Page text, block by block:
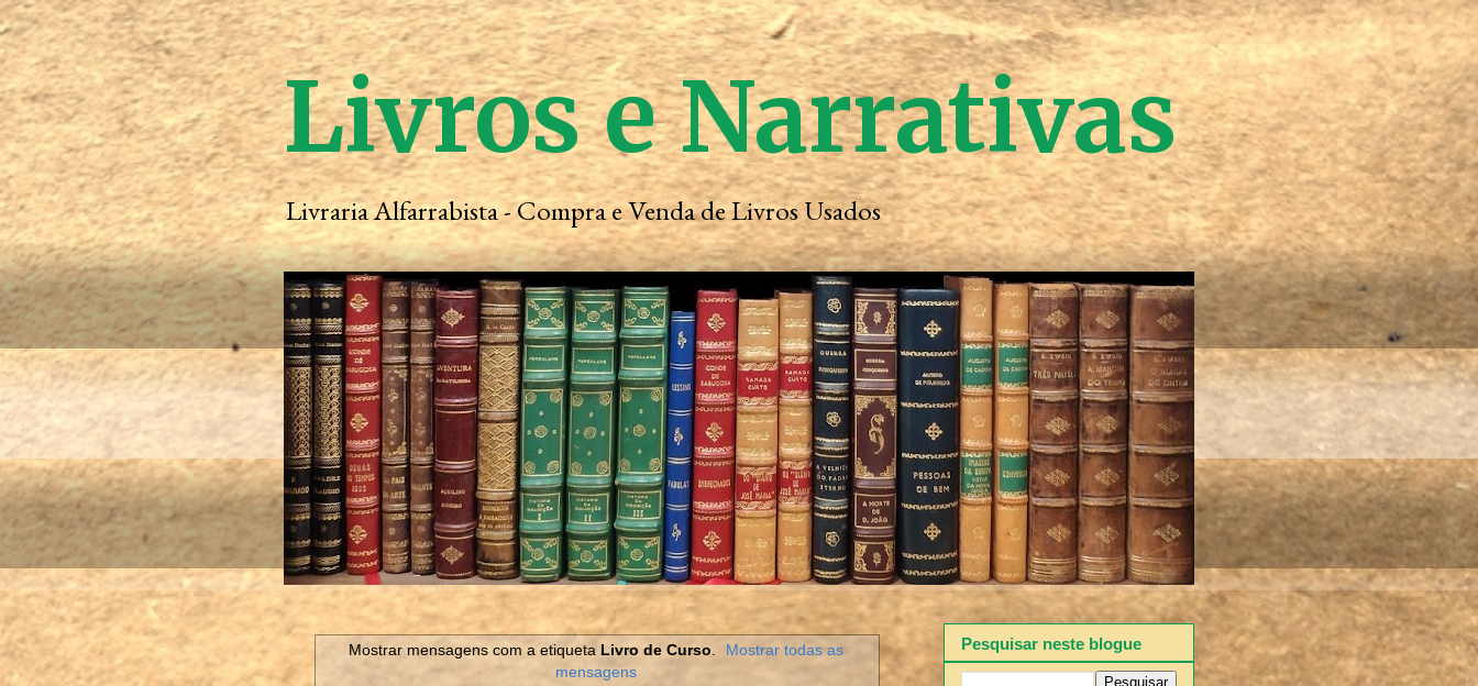
Livros e Narrativas
Livraria Alfarrabista - Compra e Venda de Livros Usados
Mostrar mensagens com a etiqueta Livro de Curso
Mostrar todas as
mensagens
Pesquisar neste blogue